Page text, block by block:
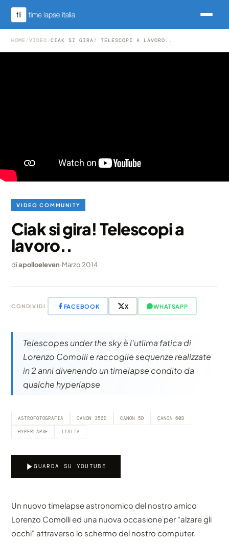
HOME /VIDEO /CIAK SI GIRA! TELESCOPI A LAVORO..
VIDEO COMMUNITY
Ciak si gira! Telescopi a
lavoro..
diapolloeleven·Marzo 2014
CONDIVIDI FACEBOOK X WHATSAPP
Telescopes under the sky è l'utlima fatica di
Lorenzo Comolli e raccoglie sequenze realizzate
in 2 anni divenendo un timelapse condito da
qualche hyperlapse
ASTROFOTOGRAFIA CANON 350D CANON 5D CANON 60D
HYPERLAPSE ITALIA
GUARDA SU YOUTUBE
Un nuovo timelapse astronomico del nostro amico
Lorenzo Comolli ed una nuova occasione per "alzare gli
occhi" attraverso lo schermo del nostro computer.